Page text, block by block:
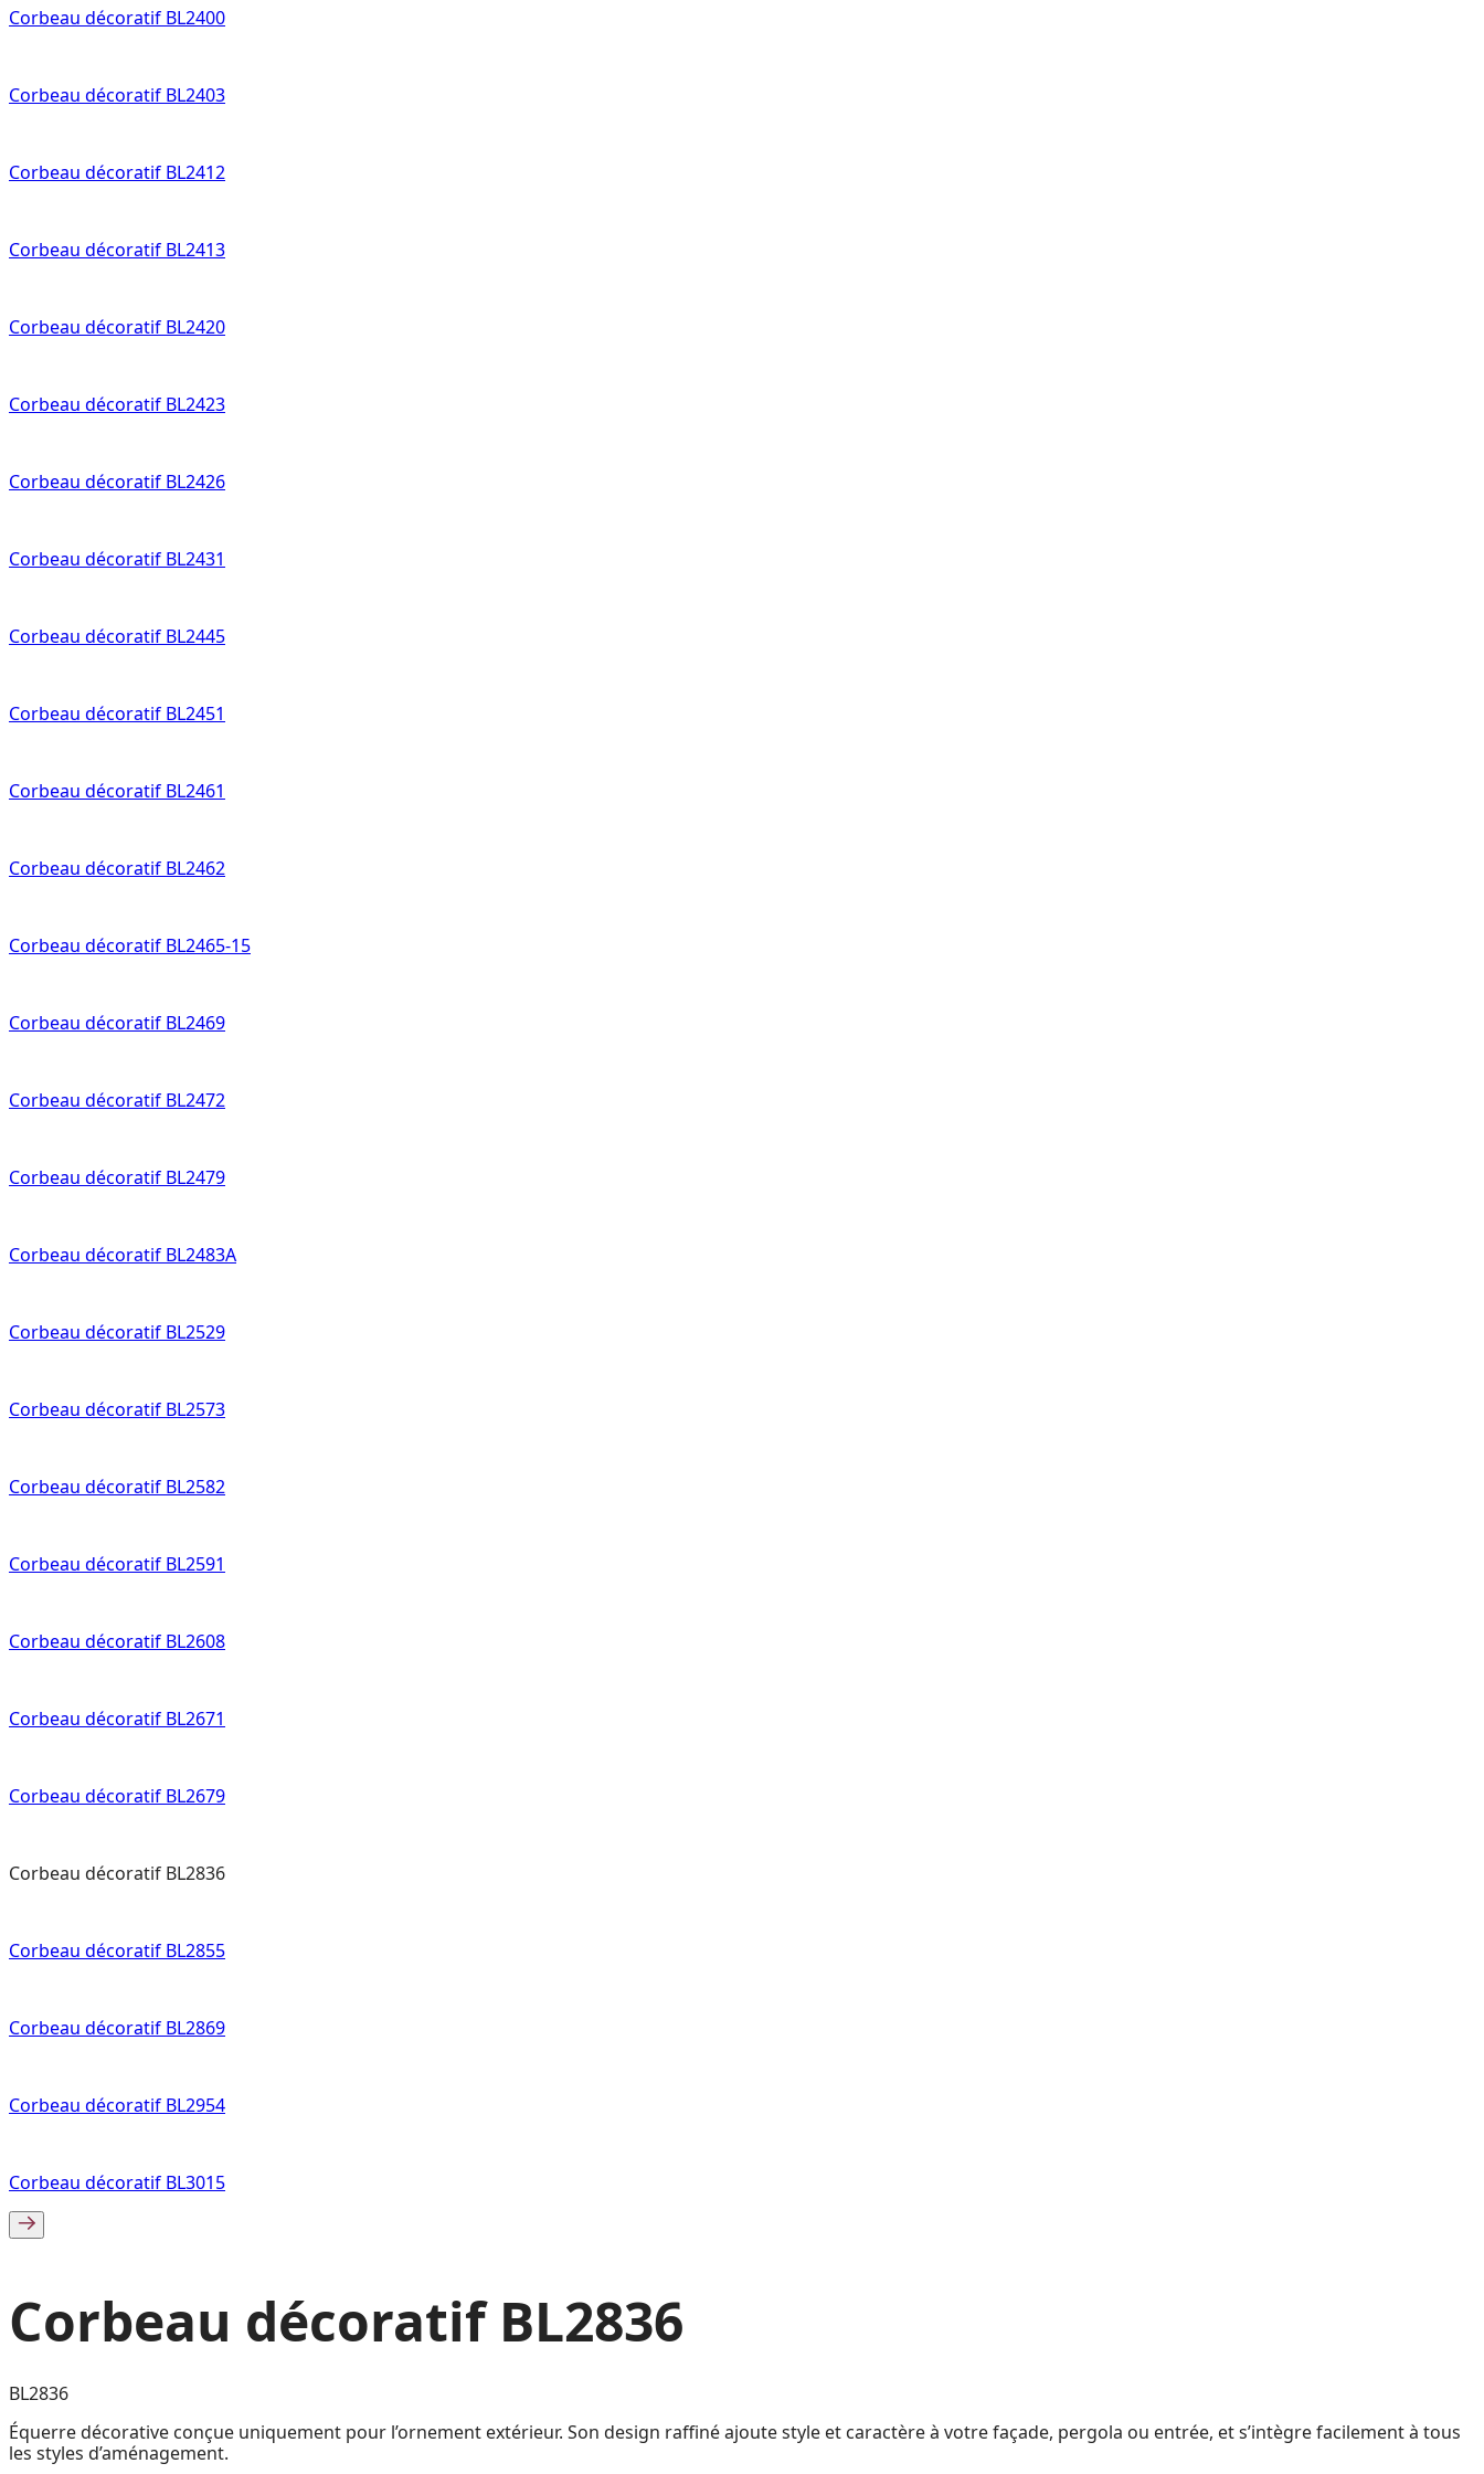
Corbeau décoratif BL2400
Corbeau décoratif BL2403
Corbeau décoratif BL2412
Corbeau décoratif BL2413
Corbeau décoratif BL2420
Corbeau décoratif BL2423
Corbeau décoratif BL2426
Corbeau décoratif BL2431
Corbeau décoratif BL2445
Corbeau décoratif BL2451
Corbeau décoratif BL2461
Corbeau décoratif BL2462
Corbeau décoratif BL2465-15
Corbeau décoratif BL2469
Corbeau décoratif BL2472
Corbeau décoratif BL2479
Corbeau décoratif BL2483A
Corbeau décoratif BL2529
Corbeau décoratif BL2573
Corbeau décoratif BL2582
Corbeau décoratif BL2591
Corbeau décoratif BL2608
Corbeau décoratif BL2671
Corbeau décoratif BL2679
Corbeau décoratif BL2836
Corbeau décoratif BL2855
Corbeau décoratif BL2869
Corbeau décoratif BL2954
Corbeau décoratif BL3015
Corbeau décoratif BL2836
BL2836
Équerre décorative conçue uniquement pour l’ornement extérieur. Son design raffiné ajoute style et caractère à votre façade, pergola ou entrée, et s’intègre facilement à tous
les styles d’aménagement.